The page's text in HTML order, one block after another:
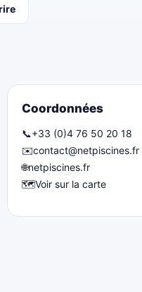
Coordonnées
📞+33 (0)4 76 50 20 18
✉️contact@netpiscines.fr
🌐netpiscines.fr
🗺️Voir sur la carte